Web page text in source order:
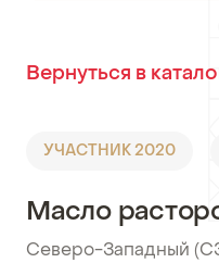
Вернуться в
УЧАСТНИК 2020
Масло
Северо-Западный